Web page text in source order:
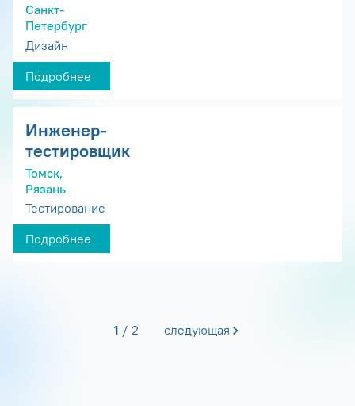
Санкт-
Петербург
Дизайн
Подробнее
Инженер-
тестировщик
Томск,
Рязань
Тестирование
Подробнее
1 2 следующая